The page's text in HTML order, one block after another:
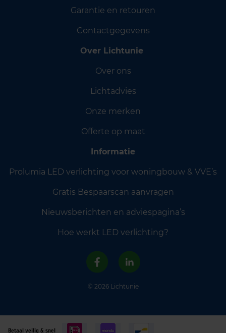
Garantie en retouren
Contactgegevens
Over Lichtunie
Over ons
Lichtadvies
Onze merken
Offerte op maat
Informatie
Prolumia LED verlichting voor woningbouw & VVE’s
Gratis Bespaarscan aanvragen
Nieuwsberichten en adviespagina’s
Hoe werkt LED verlichting?
© 2026 Lichtunie
Betaal veilig & snel